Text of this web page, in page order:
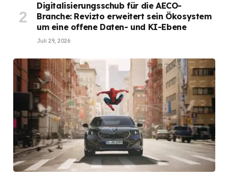
Digitalisierungsschub für die AECO-
Branche: Revizto erweitert sein Ökosystem
um eine offene Daten- und KI-Ebene
Juli 29, 2026